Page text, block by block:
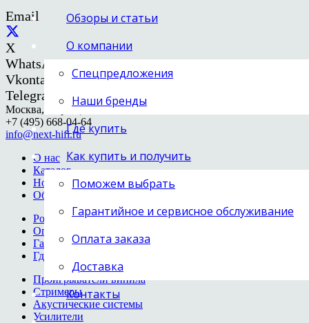
Обзоры и статьи
О компании
Спецпредложения
Наши бренды
Где купить
Как купить и получить
Поможем выбрать
Гарантийное и сервисное обслуживание
Оплата заказа
Доставка
Контакты
Email
X
WhatsApp
Vkontakte
Telegram
Москва, Образцова, 14
+7 (495) 668-04-64
info@next-hifi.ru
О нас
Каталог
Новости
Обзоры и статьи
Розница и опт
Оплата заказа
Гарантия и сервис
Где купить
Проигрыватели винила
Стримеры
Акустические системы
Усилители